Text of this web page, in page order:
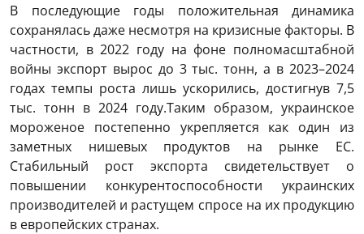
В последующие годы положительная динамика
сохранялась даже несмотря на кризисные факторы. В
частности, в 2022 году на фоне полномасштабной
войны экспорт вырос до 3 тыс. тонн, а в 2023–2024
годах темпы роста лишь ускорились, достигнув 7,5
тыс. тонн в 2024 году.Таким образом, украинское
мороженое постепенно укрепляется как один из
заметных нишевых продуктов на рынке ЕС.
Стабильный рост экспорта свидетельствует о
повышении конкурентоспособности украинских
производителей и растущем спросе на их продукцию
в европейских странах.